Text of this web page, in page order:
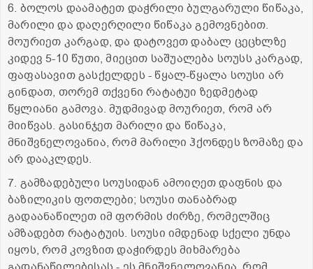
6. ბოლოს დაამატეთ დაჭრილი ბულგარული წიწაკა,
მარილი და დაღერღილი წიწაკა გემოვნებით.
მოურიეთ კარგად, და დატოვეთ დაბალ ცეცხლზე
კიდევ 5-10 წუთი, მიეცით საშუალება სოუსს კარგად,
ფაფასავით გასქელდეს - წყალ-წყალა სოუსი არ
გინდათ, თორემ თქვენი რატატუი ზედმეტად
წყლიანი გამოვა. მუდმივად მოურიეთ, რომ არ
მიიწვას. გასინჯეთ მარილი და წიწაკა,
მნიშვნელოვანია, რომ მარილი ჰქონდეს ზომაზე და
არ დააკლდეს.
7. გამზადებული სოუსიდან ამოიღეთ დაფნის და
ბაზილიკის ფოთლები; სოუსი თანაბრად
გადაანაწილეთ იმ ფორმის ძირზე, რომელშიც
ამზადებთ რატატუის. სოუსი იმდენად სქელი უნდა
იყოს, რომ კოვზით დაჭირდეს მიხმარება